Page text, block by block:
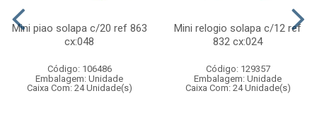
Mini piao solapa c/20 ref 863
cx:048
Código: 106486
Embalagem: Unidade
Caixa Com: 24 Unidade(s)
Mini relogio solapa c/12 ref
832 cx:024
Código: 129357
Embalagem: Unidade
Caixa Com: 24 Unidade(s)